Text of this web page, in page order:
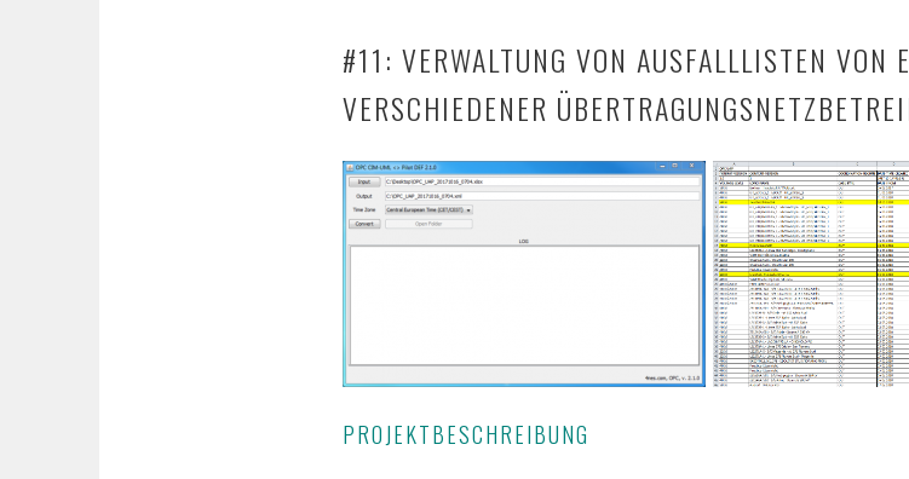
#11: VERWALTUNG VON AUSFALLLISTEN VON
VERSCHIEDENER
PROJEKTBESCHREIBUNG